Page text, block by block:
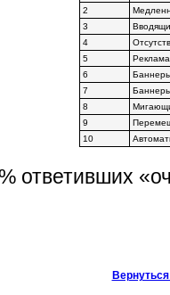
2
3
4
5
6
7
8
9
10
ответивших